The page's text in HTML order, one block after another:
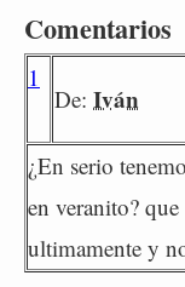
Comentarios
1
De: Iván
¿En serio
en veranito?
ultimamente y